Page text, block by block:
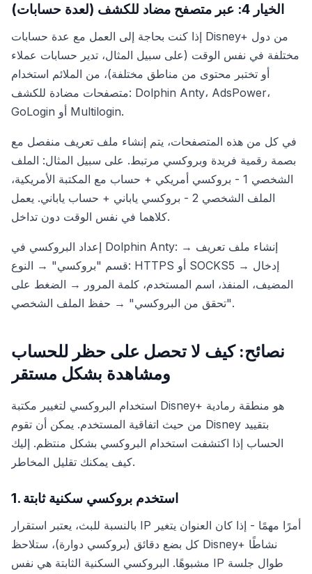
الخيار 4: عبر متصفح مضاد للكشف (لعدة حسابات)
إذا كنت بحاجة إلى العمل مع عدة حسابات Disney+ من دول
مختلفة في نفس الوقت (على سبيل المثال، تدير حسابات عملاء
أو تختبر محتوى من مناطق مختلفة)، من الملائم استخدام
متصفحات مضادة للكشف: Dolphin Anty، AdsPower،
GoLogin أو Multilogin.
في كل من هذه المتصفحات، يتم إنشاء ملف تعريف منفصل مع
بصمة رقمية فريدة وبروكسي مرتبط. على سبيل المثال: الملف
الشخصي 1 - بروكسي أمريكي + حساب مع المكتبة الأمريكية،
الملف الشخصي 2 - بروكسي ياباني + حساب ياباني. يعمل
كلاهما في نفس الوقت دون تداخل.
إعداد البروكسي في Dolphin Anty: إنشاء ملف تعريف →
قسم "بروكسي" → النوع: HTTPS أو SOCKS5 → إدخال
المضيف، المنفذ، اسم المستخدم، كلمة المرور → الضغط على
"تحقق من البروكسي" → حفظ الملف الشخصي.
نصائح: كيف لا تحصل على حظر للحساب
ومشاهدة بشكل مستقر
استخدام البروكسي لتغيير مكتبة Disney+ هو منطقة رمادية
من حيث اتفاقية المستخدم. يمكن أن تقوم Disney بتقييد
الحساب إذا اكتشفت استخدام البروكسي بشكل منتظم. إليك
كيف يمكنك تقليل المخاطر.
1. استخدم بروكسي سكنية ثابتة
بالنسبة للبث، يعتبر استقرار IP أمرًا مهمًا - إذا كان العنوان يتغير
كل بضع دقائق (بروكسي دوارة)، ستلاحظ Disney+ نشاطًا
مشبوهًا. البروكسي السكنية الثابتة هي نفس IP طوال جلسة